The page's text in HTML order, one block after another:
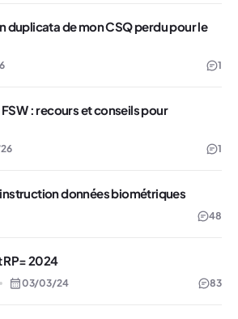
duplicata de mon CSQ perdu pour le
1
: recours et conseils pour
1
données biométriques
48
RP= 2024
03/03/24 83